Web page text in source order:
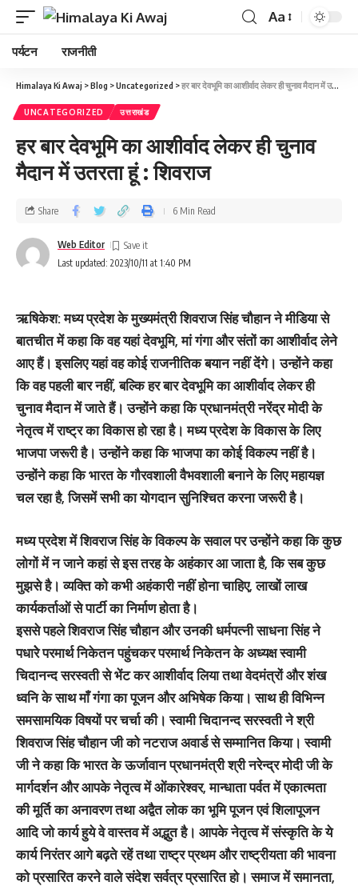
Aa
पर्यटन राजनीती
Himalaya Ki Awaj >Blog >Uncategorized >हर बार देवभूमि का आशीर्वाद लेकर ही चुनाव मैदान में उतरता हूं : शिवराज
UNCATEGORIZED उत्तराखंड
हर बार देवभूमि का आशीर्वाद लेकर ही चुनाव
मैदान में उतरता हूं : शिवराज
Last updated: 2023/10/11 at 1:40 PM
Web Editor
Share 6 Min Read
ऋषिकेश: मध्य प्रदेश के मुख्यमंत्री शिवराज सिंह चौहान ने मीडिया से
बातचीत में कहा कि वह यहां देवभूमि, मां गंगा और संतों का आशीर्वाद लेने
आए हैं। इसलिए यहां वह कोई राजनीतिक बयान नहीं देंगे। उन्होंने कहा
कि वह पहली बार नहीं, बल्कि हर बार देवभूमि का आशीर्वाद लेकर ही
चुनाव मैदान में जाते हैं। उन्होंने कहा कि प्रधानमंत्री नरेंद्र मोदी के
नेतृत्व में राष्ट्र का विकास हो रहा है। मध्य प्रदेश के विकास के लिए
भाजपा जरूरी है। उन्होंने कहा कि भाजपा का कोई विकल्प नहीं है।
उन्होंने कहा कि भारत के गौरवशाली वैभवशाली बनाने के लिए महायज्ञ
चल रहा है, जिसमें सभी का योगदान सुनिश्चित करना जरूरी है।
मध्य प्रदेश में शिवराज सिंह के विकल्प के सवाल पर उन्होंने कहा कि कुछ
लोगों में न जाने कहां से इस तरह के अहंकार आ जाता है, कि सब कुछ
मुझसे है। व्यक्ति को कभी अहंकारी नहीं होना चाहिए, लाखों लाख
कार्यकर्ताओं से पार्टी का निर्माण होता है।
इससे पहले शिवराज सिंह चौहान और उनकी धर्मपत्नी साधना सिंह ने
पधारेे परमार्थ निकेतन पहुंचकर परमार्थ निकेतन के अध्यक्ष स्वामी
चिदानन्द सरस्वती से भेंट कर आशीर्वाद लिया तथा वेदमंत्रों और शंख
ध्वनि के साथ माँ गंगा का पूजन और अभिषेक किया। साथ ही विभिन्न
समसामयिक विषयों पर चर्चा की। स्वामी चिदानन्द सरस्वती ने श्री
शिवराज सिंह चौहान जी को नटराज अवार्ड से सम्मानित किया। स्वामी
जी ने कहा कि भारत के ऊर्जावान प्रधानमंत्री श्री नरेन्द्र मोदी जी के
मार्गदर्शन और आपके नेतृत्व में ओंकारेश्वर, मान्धाता पर्वत में एकात्मता
की मूर्ति का अनावरण तथा अद्वैत लोक का भूमि पूजन एवं शिलापूजन
आदि जो कार्य हुये वे वास्तव में अद्भुत है। आपके नेतृत्व में संस्कृति के ये
कार्य निरंतर आगे बढ़ते रहें तथा राष्ट्र प्रथम और राष्ट्रीयता की भावना
को प्रसारित करने वाले संदेश सर्वत्र प्रसारित हो। समाज में समानता,